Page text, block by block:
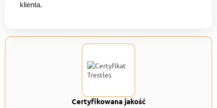
klienta.
Certyfikowana jakość